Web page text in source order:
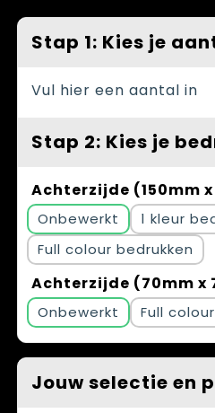
Themapakketten
Veiligheid, Auto en Fiets
Bedrijfskleding
Stap 1: Kies je
Vul hier een aantal in
Stap 2: Kies je
Achterzijde (150mm
Onbewerkt
1
Full colour
Achterzijde (70mm x
Onbewerkt Full colour
Jouw selectie en